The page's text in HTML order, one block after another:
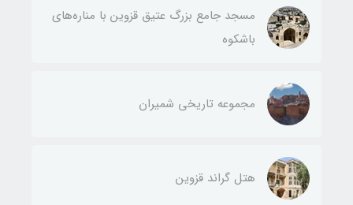
مسجد جامع بزرگ عتیق قزوین با مناره‌های
باشکوه
مجموعه تاریخی شمیران
هتل گراند قزوین